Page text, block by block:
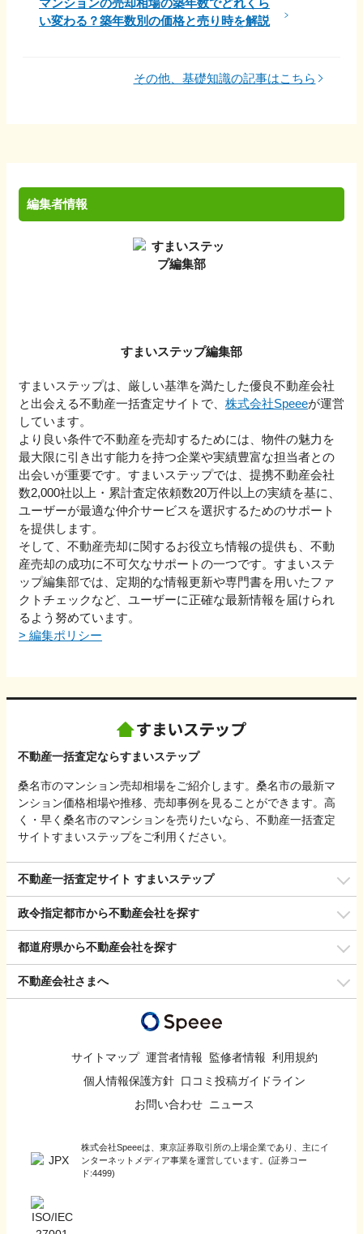
い変わる？築年数別の価格と売り時を解説
その他、基礎知識の記事はこちら
編集者情報
すまいステップ編集部
すまいステップは、厳しい基準を満たした優良不動産会社
と出会える不動産一括査定サイトで、 株式会社Speeeが運営
しています。
より良い条件で不動産を売却するためには、物件の魅力を
最大限に引き出す能力を持つ企業や実績豊富な担当者との
出会いが重要です。すまいステップでは、提携不動産会社
数2,000社以上・累計査定依頼数20万件以上の実績を基に、
ユーザーが最適な仲介サービスを選択するためのサポート
を提供します。
そして、不動産売却に関するお役立ち情報の提供も、不動
産売却の成功に不可欠なサポートの一つです。すまいステ
ップ編集部では、定期的な情報更新や専門書を用いたファ
クトチェックなど、ユーザーに正確な最新情報を届けられ
るよう努めています。
> 編集ポリシー
不動産一括査定ならすまいステップ
桑名市のマンション売却相場をご紹介します。桑名市の最新マ
ンション価格相場や推移、売却事例を見ることができます。高
く・早く桑名市のマンションを売りたいなら、不動産一括査定
サイトすまいステップをご利用ください。
不動産一括査定サイト すまいステップ
政令指定都市から不動産会社を探す
都道府県から不動産会社を探す
不動産会社さまへ
サイトマップ 運営者情報 監修者情報 利用規約
個人情報保護方針 口コミ投稿ガイドライン
お問い合わせ ニュース
株式会社Speeeは、東京証券取引所の上場企業であり、主にイ
ンターネットメディア事業を運営しています。(証券コー
ド:4499)